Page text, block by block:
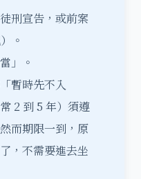
徒刑宣告，或前案
。
」。
暫時先不入
2 到 5 年）須遵
而期限一到，原
，不需要進去坐